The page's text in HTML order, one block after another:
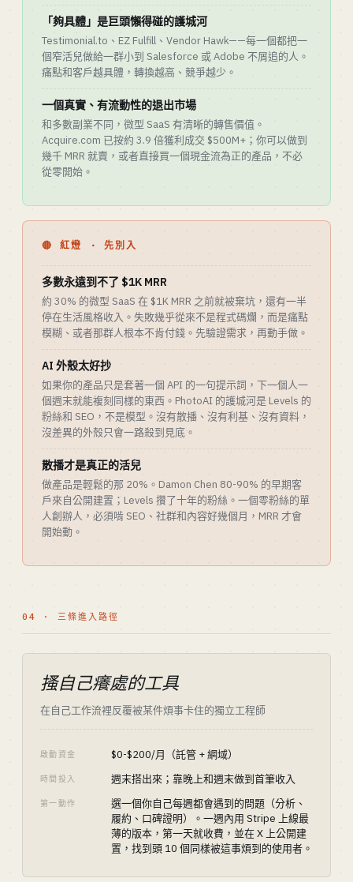
「夠具體」是巨頭懶得碰的護城河
Testimonial.to、EZ Fulfill、Vendor Hawk——每一個都把一
個窄活兒做給一群小到 Salesforce 或 Adobe 不屑追的人。
痛點和客戶越具體，轉換越高、競爭越少。
一個真實、有流動性的退出市場
和多數副業不同，微型 SaaS 有清晰的轉售價值。
Acquire.com 已按約 3.9 倍獲利成交 $500M+；你可以做到
幾千 MRR 就賣，或者直接買一個現金流為正的產品，不必
從零開始。
🔴 紅燈 · 先別入
多數永遠到不了 $1K MRR
約 30% 的微型 SaaS 在 $1K MRR 之前就被棄坑，還有一半
停在生活風格收入。失敗幾乎從來不是程式碼爛，而是痛點
模糊、或者那群人根本不肯付錢。先驗證需求，再動手做。
AI 外殼太好抄
如果你的產品只是套著一個 API 的一句提示詞，下一個人一
個週末就能複刻同樣的東西。PhotoAI 的護城河是 Levels 的
粉絲和 SEO，不是模型。沒有散播、沒有利基、沒有資料，
沒差異的外殼只會一路殺到見底。
散播才是真正的活兒
做產品是輕鬆的那 20%。Damon Chen 80-90% 的早期客
戶來自公開建置；Levels 攢了十年的粉絲。一個零粉絲的單
人創辦人，必須啃 SEO、社群和內容好幾個月，MRR 才會
開始動。
04 · 三條進入路徑
搔自己癢處的工具
在自己工作流裡反覆被某件煩事卡住的獨立工程師
啟動資金 $0-$200/月（託管 + 網域）
時間投入 週末搭出來；靠晚上和週末做到首筆收入
第一動作
選一個你自己每週都會遇到的問題（分析、
履約、口碑證明）。一週內用 Stripe 上線最
薄的版本，第一天就收費，並在 X 上公開建
置，找到頭 10 個同樣被這事煩到的使用者。